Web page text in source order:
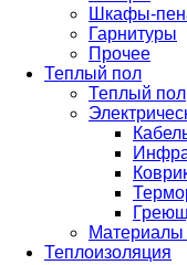
Шкафы-
Гарнитуры
Прочее
Теплый пол
Теплый пол
Материалы
Теплоизоляция